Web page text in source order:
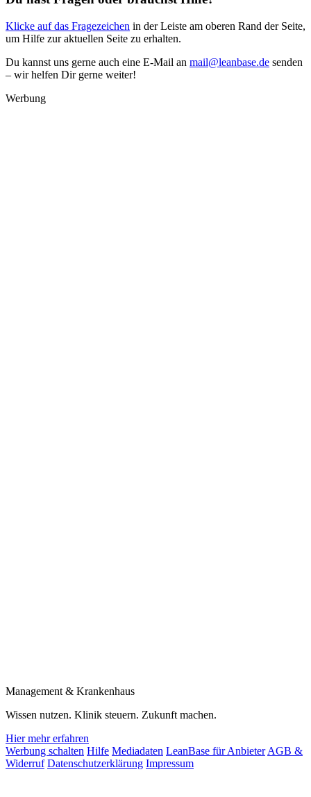
Klicke auf das Fragezeichen in der Leiste am oberen Rand der Seite,
um Hilfe zur aktuellen Seite zu erhalten.
Du kannst uns gerne auch eine E-Mail an mail@leanbase.de senden
– wir helfen Dir gerne weiter!
Werbung
Management & Krankenhaus
Wissen nutzen. Klinik steuern. Zukunft machen.
Hier mehr erfahren
Werbung schalten Hilfe Mediadaten LeanBase für Anbieter AGB &
Widerruf Datenschutzerklärung Impressum